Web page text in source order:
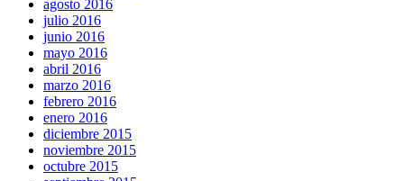
agosto 2016
julio 2016
junio 2016
mayo 2016
abril 2016
marzo 2016
febrero 2016
enero 2016
diciembre 2015
noviembre 2015
octubre 2015